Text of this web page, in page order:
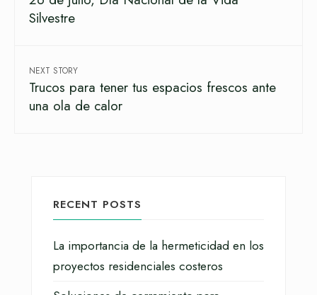
Silvestre
NEXT STORY
Trucos para tener tus espacios frescos ante
una ola de calor
RECENT POSTS
La importancia de la hermeticidad en los
proyectos residenciales costeros